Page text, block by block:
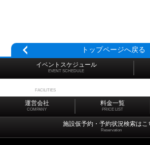
トップページへ戻る
イベントスケジュール
EVENT SCHEDULE
FACILITIES
運営会社
COMPANY
料金一覧
PRICE LIST
施設仮予約・予約状況検索はこ
Reservation